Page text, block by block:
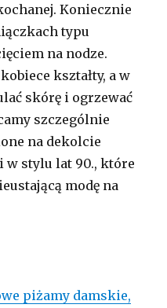
Koniecznie
typu
na nodze.
kształty, a w
skórę i ogrzewać
szczególnie
na dekolcie
w stylu lat 90., które
modę na
piżamy damskie,